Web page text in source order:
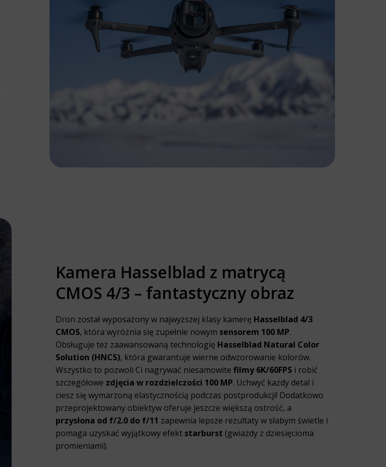
Kamera Hasselblad z matrycą
CMOS 4/3 – fantastyczny obraz
Dron został wyposażony w najwyższej klasy kamerę Hasselblad 4/3
CMOS, która wyróżnia się zupełnie nowym sensorem 100 MP.
Obsługuje też zaawansowaną technologię Hasselblad Natural Color
Solution (HNCS), która gwarantuje wierne odwzorowanie kolorów.
Wszystko to pozwoli Ci nagrywać niesamowite filmy 6K/60FPS i robić
szczegółowe zdjęcia w rozdzielczości 100 MP. Uchwyć każdy detal i
ciesz się wymarzoną elastycznością podczas postprodukcji! Dodatkowo
przeprojektowany obiektyw oferuje jeszcze większą ostrość, a
przysłona od f/2.0 do f/11 zapewnia lepsze rezultaty w słabym świetle i
pomaga uzyskać wyjątkowy efekt starburst (gwiazdy z dziesięcioma
promieniami).